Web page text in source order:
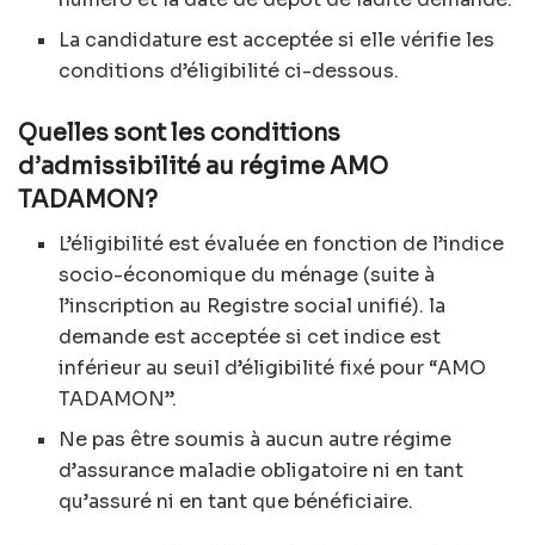
La candidature est acceptée si elle vérifie les
conditions d’éligibilité ci-dessous.
Quelles sont les conditions
d’admissibilité au régime AMO
TADAMON?
L’éligibilité est évaluée en fonction de l’indice
socio-économique du ménage (suite à
l’inscription au Registre social unifié). la
demande est acceptée si cet indice est
inférieur au seuil d’éligibilité fixé pour “AMO
TADAMON”.
Ne pas être soumis à aucun autre régime
d’assurance maladie obligatoire ni en tant
qu’assuré ni en tant que bénéficiaire.